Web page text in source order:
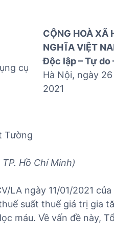
cụ
CỘNG HOÀ XÃ
NGHĨA VIỆT
Độc lập – Tự do
Hà Nội, ngày
2021
Tường
Hồ Chí Minh)
LA ngày 11/01/2021
suất thuế giá trị gia
máu. Về vấn đề này,